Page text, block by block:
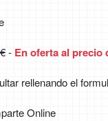
- En oferta al precio
rellenando el
Online